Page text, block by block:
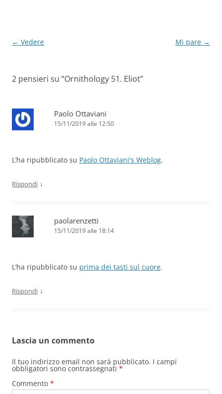
Navigazione
← Vedere Mi pare →
2 pensieri su “Ornithology 51. Eliot”
Paolo Ottaviani
15/11/2019 alle 12:50
L’ha ripubblicato su Paolo Ottaviani's Weblog.
Rispondi ↓
paolarenzetti
15/11/2019 alle 18:14
L’ha ripubblicato su prima dei tasti sul cuore.
Rispondi ↓
Lascia un commento
Il tuo indirizzo email non sarà pubblicato. I campi
obbligatori sono contrassegnati *
Commento *